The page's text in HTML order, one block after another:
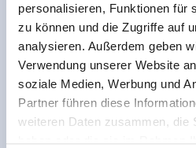
personalisieren, Funktionen für
zu können und die Zugriffe auf
analysieren. Außerdem geben
Verwendung unserer Website
soziale Medien, Werbung und
Partner führen diese
weiteren Daten zusammen, die
haben oder die sie im Rahmen